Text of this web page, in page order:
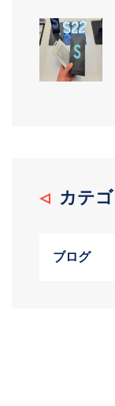
カテ
ブログ